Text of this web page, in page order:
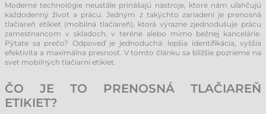
Moderné technológie neustále prinášajú nástroje, ktoré nám uľahčujú
každodenný život a prácu. Jedným z takýchto zariadení je prenosná
tlačiareň etikiet (mobilná tlačiareň), ktorá výrazne zjednodušuje prácu
zamestnancom v skladoch, v teréne alebo mimo bežnej kancelárie.
Pýtate sa prečo? Odpoveď je jednoduchá: lepšia identifikácia, vyššia
efektivita a maximálna presnosť. V tomto článku sa bližšie pozrieme na
svet mobilných tlačiarní etikiet.
ČO JE TO PRENOSNÁ TLAČIAREŇ
ETIKIET?